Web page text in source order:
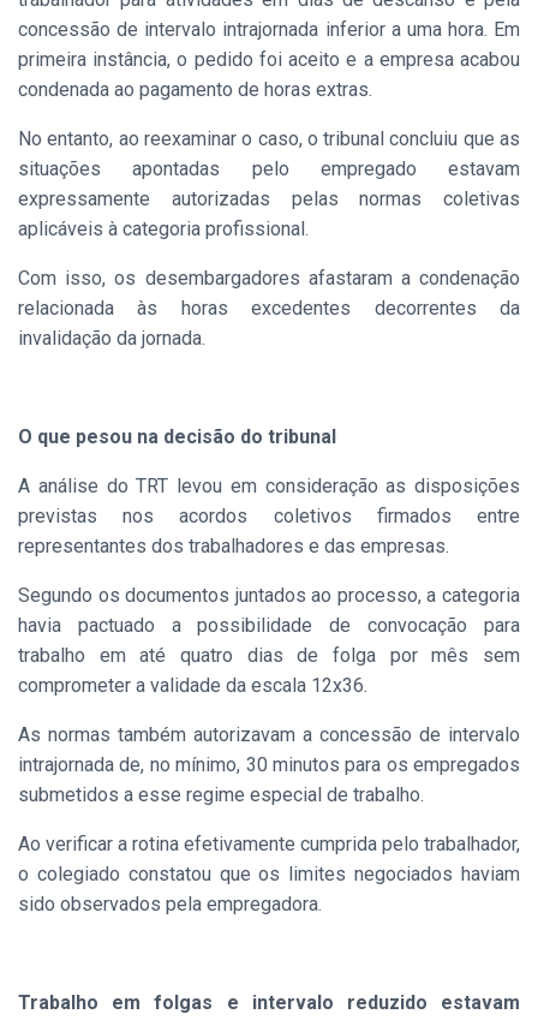
concessão de intervalo intrajornada inferior a uma hora. Em
primeira instância, o pedido foi aceito e a empresa acabou
condenada ao pagamento de horas extras.
No entanto, ao reexaminar o caso, o tribunal concluiu que as
situações apontadas pelo empregado estavam
expressamente autorizadas pelas normas coletivas
aplicáveis à categoria profissional.
Com isso, os desembargadores afastaram a condenação
relacionada às horas excedentes decorrentes da
invalidação da jornada.
O que pesou na decisão do tribunal
A análise do TRT levou em consideração as disposições
previstas nos acordos coletivos firmados entre
representantes dos trabalhadores e das empresas.
Segundo os documentos juntados ao processo, a categoria
havia pactuado a possibilidade de convocação para
trabalho em até quatro dias de folga por mês sem
comprometer a validade da escala 12x36.
As normas também autorizavam a concessão de intervalo
intrajornada de, no mínimo, 30 minutos para os empregados
submetidos a esse regime especial de trabalho.
Ao verificar a rotina efetivamente cumprida pelo trabalhador,
o colegiado constatou que os limites negociados haviam
sido observados pela empregadora.
Trabalho em folgas e intervalo reduzido estavam